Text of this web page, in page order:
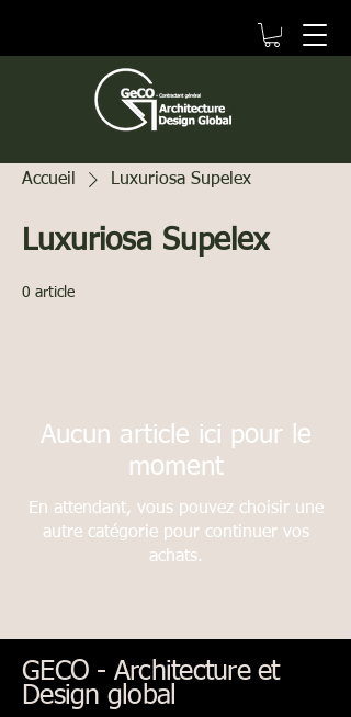
Accueil Luxuriosa Supelex
Luxuriosa Supelex
0 article
Aucun article ici pour le
moment
En attendant, vous pouvez choisir une
autre catégorie pour continuer vos
achats.
GECO - Architecture et
Design global